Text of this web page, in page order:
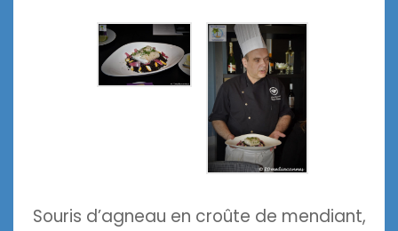
Souris d’agneau en croûte de mendiant,